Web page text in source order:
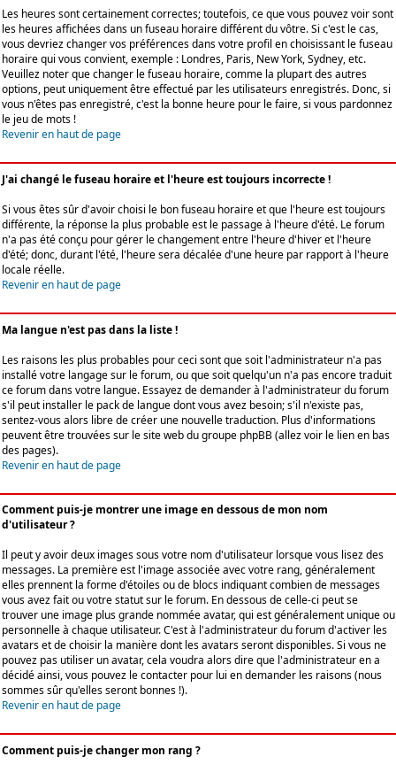
Les heures sont certainement correctes; toutefois, ce que vous pouvez voir sont
les heures affichées dans un fuseau horaire différent du vôtre. Si c'est le cas,
vous devriez changer vos préférences dans votre profil en choisissant le fuseau
horaire qui vous convient, exemple : Londres, Paris, New York, Sydney, etc.
Veuillez noter que changer le fuseau horaire, comme la plupart des autres
options, peut uniquement être effectué par les utilisateurs enregistrés. Donc, si
vous n'êtes pas enregistré, c'est la bonne heure pour le faire, si vous pardonnez
le jeu de mots !
Revenir en haut de page
J'ai changé le fuseau horaire et l'heure est toujours incorrecte !
Si vous êtes sûr d'avoir choisi le bon fuseau horaire et que l'heure est toujours
différente, la réponse la plus probable est le passage à l'heure d'été. Le forum
n'a pas été conçu pour gérer le changement entre l'heure d'hiver et l'heure
d'été; donc, durant l'été, l'heure sera décalée d'une heure par rapport à l'heure
locale réelle.
Revenir en haut de page
Ma langue n'est pas dans la liste !
Les raisons les plus probables pour ceci sont que soit l'administrateur n'a pas
installé votre langage sur le forum, ou que soit quelqu'un n'a pas encore traduit
ce forum dans votre langue. Essayez de demander à l'administrateur du forum
s'il peut installer le pack de langue dont vous avez besoin; s'il n'existe pas,
sentez-vous alors libre de créer une nouvelle traduction. Plus d'informations
peuvent être trouvées sur le site web du groupe phpBB (allez voir le lien en bas
des pages).
Revenir en haut de page
Comment puis-je montrer une image en dessous de mon nom
d'utilisateur ?
Il peut y avoir deux images sous votre nom d'utilisateur lorsque vous lisez des
messages. La première est l'image associée avec votre rang, généralement
elles prennent la forme d'étoiles ou de blocs indiquant combien de messages
vous avez fait ou votre statut sur le forum. En dessous de celle-ci peut se
trouver une image plus grande nommée avatar, qui est généralement unique ou
personnelle à chaque utilisateur. C'est à l'administrateur du forum d'activer les
avatars et de choisir la manière dont les avatars seront disponibles. Si vous ne
pouvez pas utiliser un avatar, cela voudra alors dire que l'administrateur en a
décidé ainsi, vous pouvez le contacter pour lui en demander les raisons (nous
sommes sûr qu'elles seront bonnes !).
Revenir en haut de page
Comment puis-je changer mon rang ?